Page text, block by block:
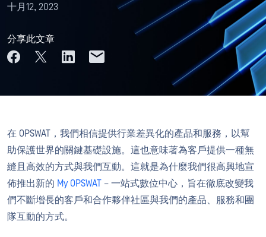
十月12, 2023
分享此文章
在 OPSWAT，我們相信提供行業差異化的產品和服務，以幫
助保護世界的關鍵基礎設施。這也意味著為客戶提供一種無
縫且高效的方式與我們互動。這就是為什麼我們很高興地宣
佈推出新的 My OPSWAT – 一站式數位中心，旨在徹底改變我
們不斷增長的客戶和合作夥伴社區與我們的產品、服務和團
隊互動的方式。